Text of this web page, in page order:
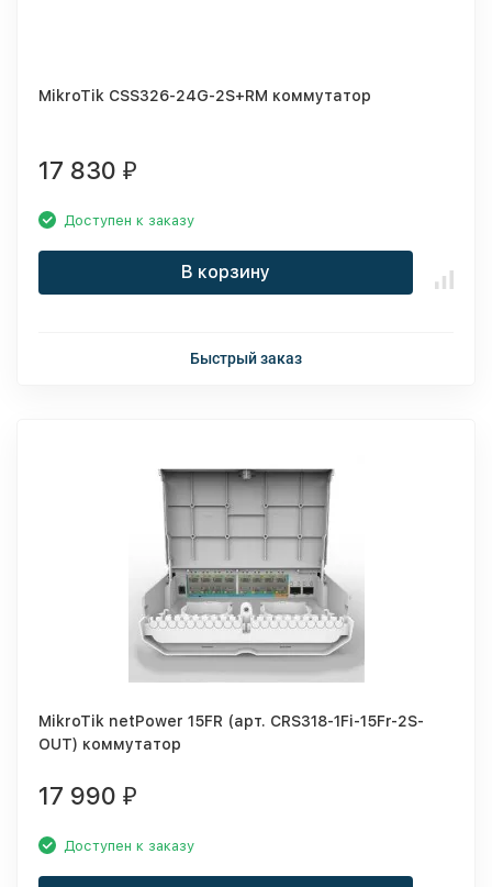
MikroTik CSS326-24G-2S+RM коммутатор
17 830 ₽
Доступен к заказу
В корзину
Быстрый заказ
MikroTik netPower 15FR (арт. CRS318-1Fi-15Fr-2S-
OUT) коммутатор
17 990 ₽
Доступен к заказу